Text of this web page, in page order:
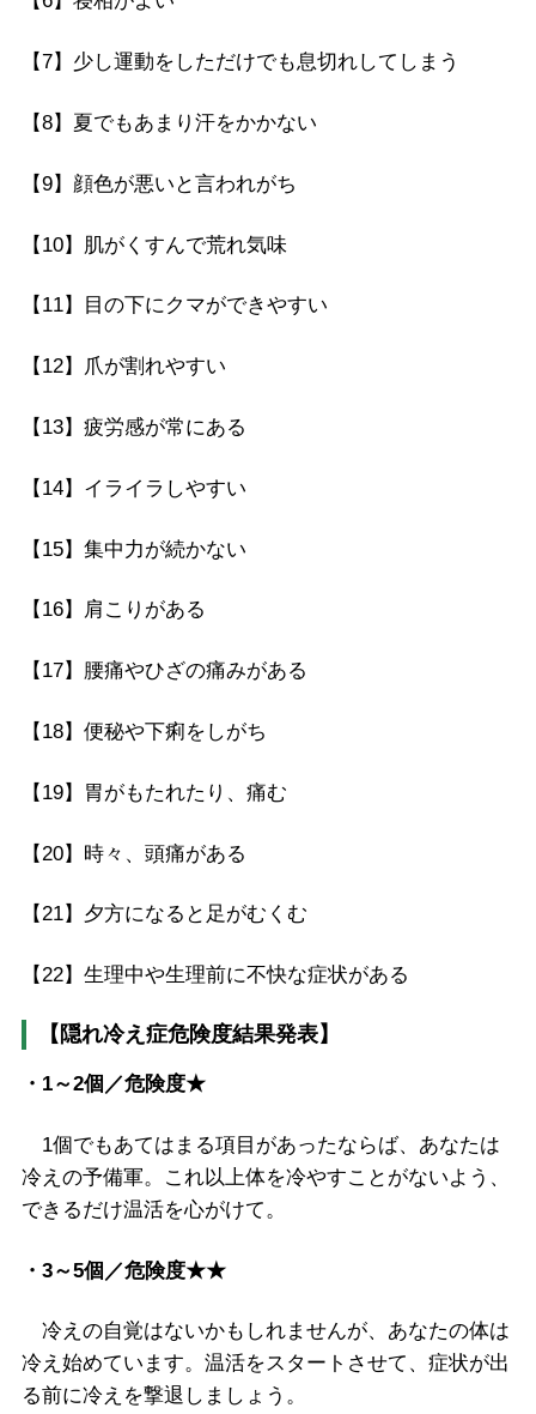
【7】 少し運動をしただけでも息切れしてしまう
【8】 夏でもあまり汗をかかない
【9】 顔色が悪いと言われがち
【10】 肌がくすんで荒れ気味
【11】 目の下にクマができやすい
【12】 爪が割れやすい
【13】 疲労感が常にある
【14】 イライラしやすい
【15】 集中力が続かない
【16】 肩こりがある
【17】 腰痛やひざの痛みがある
【18】 便秘や下痢をしがち
【19】 胃がもたれたり、痛む
【20】 時々、頭痛がある
【21】 夕方になると足がむくむ
【22】 生理中や生理前に不快な症状がある
【隠れ冷え症危険度結果発表】
・ 1～2個／危険度★
1個でもあてはまる項目があったならば、あなたは
冷えの予備軍。これ以上体を冷やすことがないよう、
できるだけ温活を心がけて。
・ 3～5個／危険度★★
冷えの自覚はないかもしれませんが、あなたの体は
冷え始めています。温活をスタートさせて、症状が出
る前に冷えを撃退しましょう。